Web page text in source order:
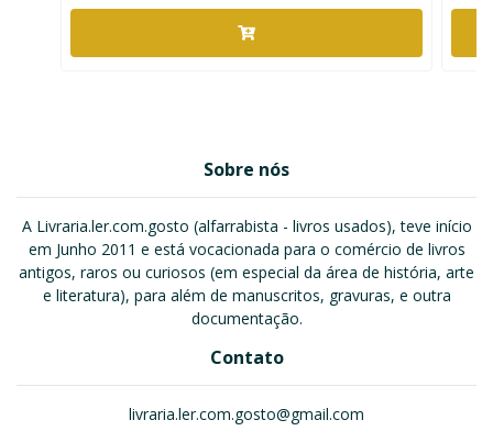
Sobre nós
A Livraria.ler.com.gosto (alfarrabista - livros usados), teve início
em Junho 2011 e está vocacionada para o comércio de livros
antigos, raros ou curiosos (em especial da área de história, arte
e literatura), para além de manuscritos, gravuras, e outra
documentação.
Contato
livraria.ler.com.gosto@gmail.com